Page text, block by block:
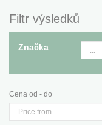
Filtr výsledků
Značka
Cena od - do